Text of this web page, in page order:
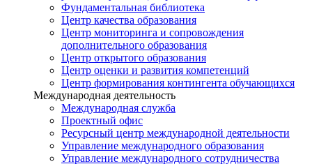
Фундаментальная библиотека
Центр качества образования
Центр мониторинга и сопровождения
дополнительного образования
Центр открытого образования
Центр оценки и развития компетенций
Центр формирования контингента обучающихся
Международная деятельность
Международная служба
Проектный офис
Ресурсный центр международной деятельности
Управление международного образования
Управление международного сотрудничества